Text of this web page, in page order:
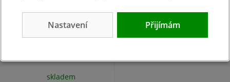
Elektrický přímotop
skladem
Nastavení Přijímám